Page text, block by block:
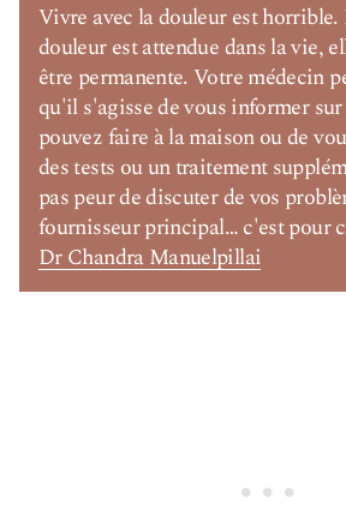
Vivre avec la douleur est
douleur est attendue dans la vie,
être permanente. Votre médecin
qu'il s'agisse de vous informer
pouvez faire à la maison ou de
des tests ou un traitement
pas peur de discuter de vos
fournisseur principal… c'est pour
Dr Chandra Manuelpillai